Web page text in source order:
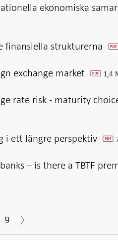
ekonomiska
finansiella strukturerna pdf
exchange market pdf 1,4
rate risk - maturity
i ett längre perspektiv pdf
– is there a TBTF
9